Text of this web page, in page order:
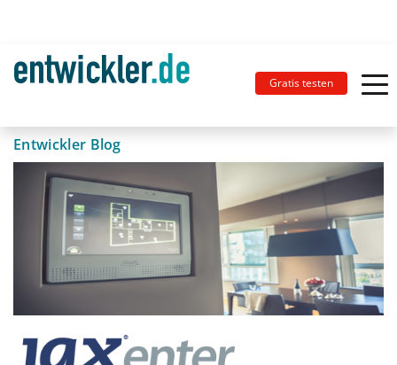
Gratis testen
Entwickler Blog